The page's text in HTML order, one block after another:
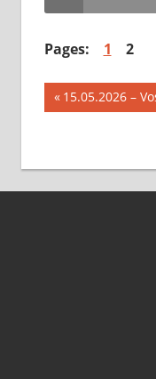
Pages: 1 2
Previous
Post:
15.05.2026 –